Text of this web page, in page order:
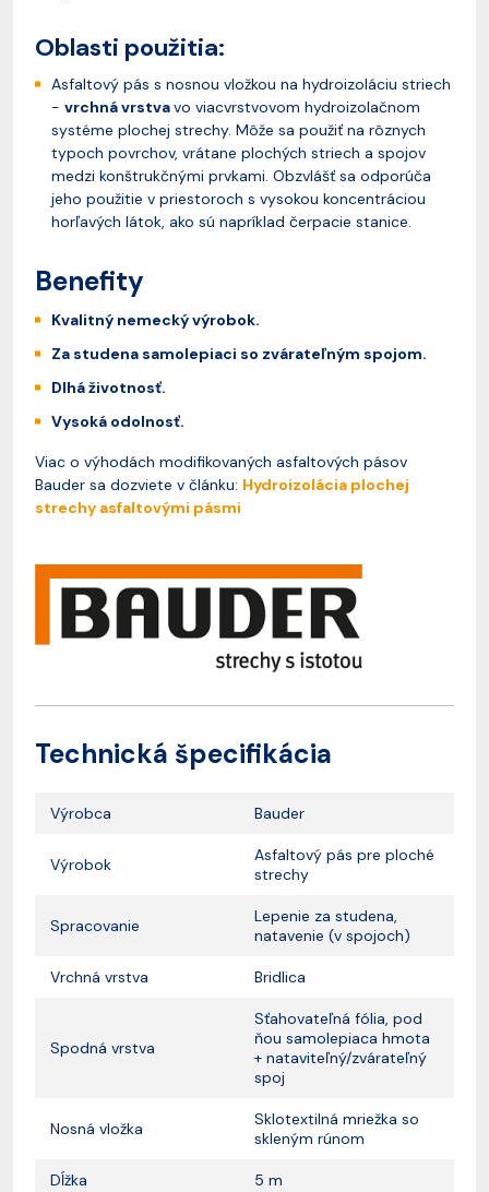
Oblasti použitia:
Asfaltový pás s nosnou vložkou na hydroizoláciu striech
- vrchná vrstvavo viacvrstvovom hydroizolačnom
systéme plochej strechy. Môže sa použiť na rôznych
typoch povrchov, vrátane plochých striech a spojov
medzi konštrukčnými prvkami. Obzvlášť sa odporúča
jeho použitie v priestoroch s vysokou koncentráciou
horľavých látok, ako sú napríklad čerpacie stanice.
Benefity
Kvalitný nemecký výrobok.
Za studena samolepiaci so zvárateľným spojom.
Dlhá životnosť.
Vysoká odolnosť.
Viac o výhodách modifikovaných asfaltových pásov
Bauder sa dozviete v článku: Hydroizolácia plochej
strechy asfaltovými pásmi
Technická špecifikácia
Výrobca Bauder
Výrobok
Asfaltový pás pre ploché
strechy
Spracovanie
Lepenie za studena,
natavenie (v spojoch)
Vrchná vrstva Bridlica
Spodná vrstva
Sťahovateľná fólia, pod
ňou samolepiaca hmota
+ nataviteľný/zvárateľný
spoj
Nosná vložka
Sklotextilná mriežka so
skleným rúnom
Dĺžka 5 m